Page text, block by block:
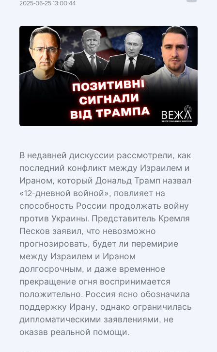
2025-06-25 13:00:44
В недавней дискуссии рассмотрели, как
последний конфликт между Израилем и
Ираном, который Дональд Трамп назвал
«12-дневной войной», повлияет на
способность России продолжать войну
против Украины. Представитель Кремля
Песков заявил, что невозможно
прогнозировать, будет ли перемирие
между Израилем и Ираном
долгосрочным, и даже временное
прекращение огня воспринимается
положительно. Россия ясно обозначила
поддержку Ирану, однако ограничилась
дипломатическими заявлениями, не
оказав реальной помощи.